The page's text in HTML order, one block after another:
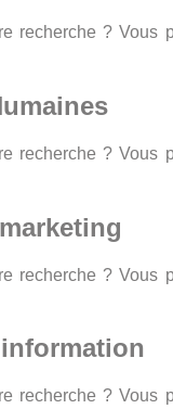
recherche ? Vous
recherche ? Vous
recherche ? Vous
recherche ? Vous